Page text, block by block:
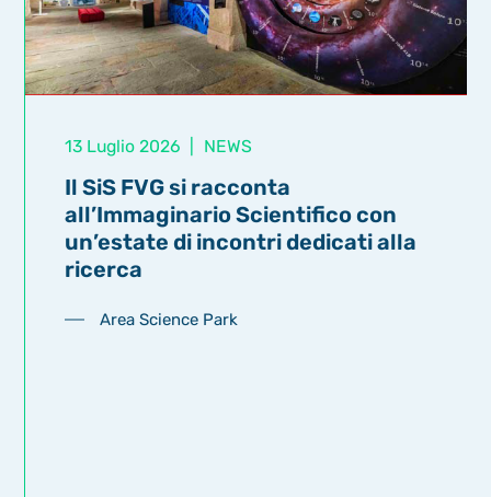
13 Luglio 2026 NEWS
Il SiS FVG si racconta
all’Immaginario Scientifico con
un’estate di incontri dedicati alla
ricerca
Area Science Park